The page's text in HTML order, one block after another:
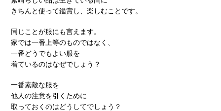
きちんと使って鑑賞し、楽しむことです。
同じことが服にも言えます。
家では一番上等のものではなく、
一番どうでもよい服を
着ているのはなぜでしょう？
一番素敵な服を
他人の注意を引くために
取っておくのはどうしてでしょう？